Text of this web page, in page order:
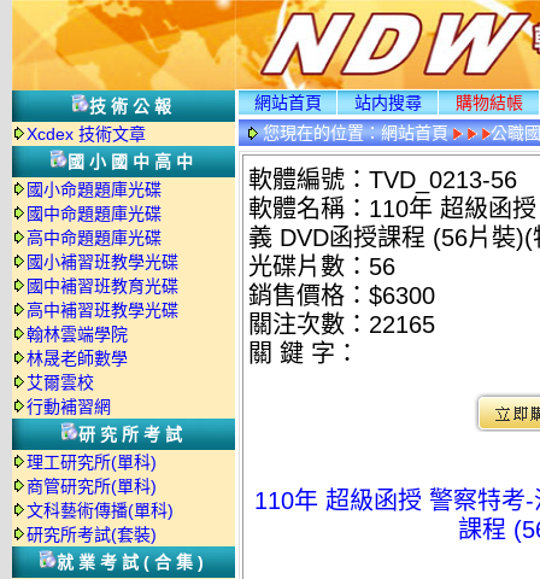
技術公報
Xcdex 技術文章
國小國中高中
國小命題題庫光碟
國中命題題庫光碟
高中命題題庫光碟
國小補習班教學光碟
國中補習班教育光碟
高中補習班教學光碟
翰林雲端學院
林晟老師數學
艾爾雲校
行動補習網
研究所考試
理工研究所(單科)
商管研究所(單科)
文科藝術傳播(單科)
研究所考試(套裝)
就業考試(合集)
網站首頁 站内搜尋
購物結帳
您現在的位置：網站首頁 公職
軟體編號：TVD_0213-56
軟體名稱：110年 超級函
義 DVD函授課程 (56片裝)(
光碟片數：56
銷售價格：$6300
關注次數： 22165
關 鍵 字：
110年 超級函授 警察特考
課程